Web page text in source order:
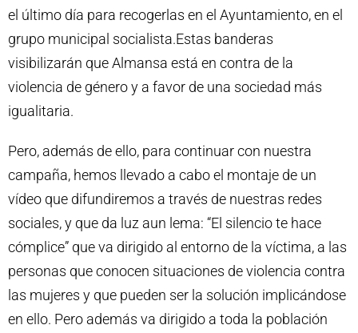
el último día para recogerlas en el Ayuntamiento, en el
grupo municipal socialista.Estas banderas
visibilizarán que Almansa está en contra de la
violencia de género y a favor de una sociedad más
igualitaria.
Pero, además de ello, para continuar con nuestra
campaña, hemos llevado a cabo el montaje de un
vídeo que difundiremos a través de nuestras redes
sociales, y que da luz aun lema: “El silencio te hace
cómplice” que va dirigido al entorno de la víctima, a las
personas que conocen situaciones de violencia contra
las mujeres y que pueden ser la solución implicándose
en ello. Pero además va dirigido a toda la población